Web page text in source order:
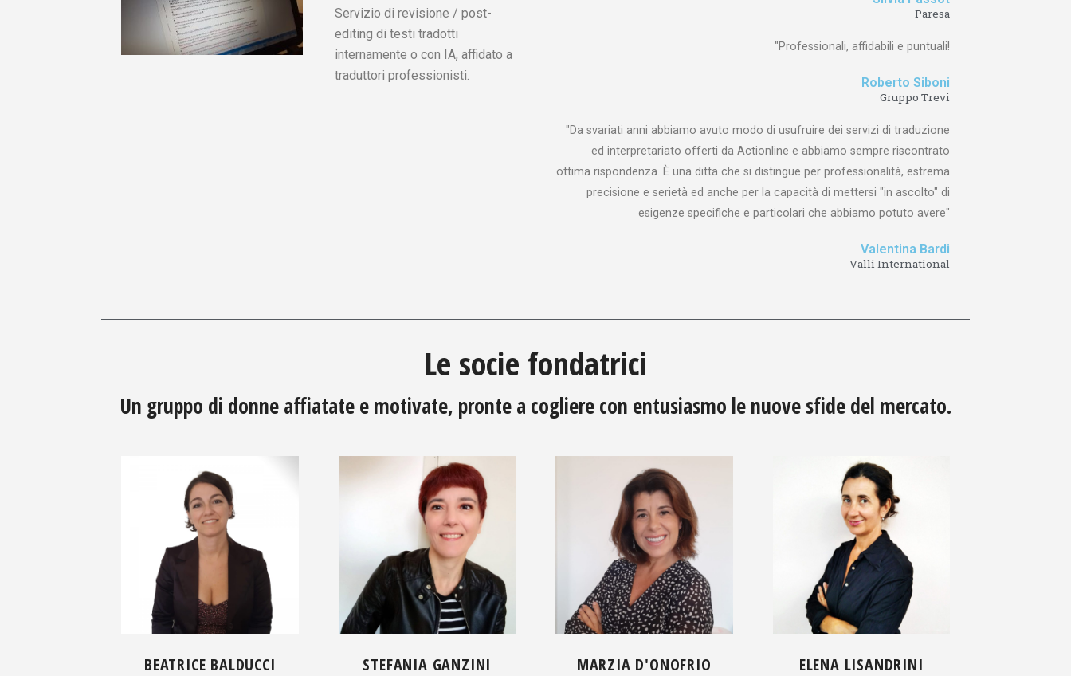
Servizio di revisione / post-
editing di testi tradotti
internamente o con IA, affidato a
traduttori professionisti.
Paresa
"Professionali, affidabili e puntuali!
Roberto Siboni
Gruppo Trevi
"Da svariati anni abbiamo avuto modo di usufruire dei servizi di traduzione
ed interpretariato offerti da Actionline e abbiamo sempre riscontrato
ottima rispondenza. È una ditta che si distingue per professionalità, estrema
precisione e serietà ed anche per la capacità di mettersi "in ascolto" di
esigenze specifiche e particolari che abbiamo potuto avere"
Valentina Bardi
Valli International
Le socie fondatrici
Un gruppo di donne affiatate e motivate, pronte a cogliere con entusiasmo le nuove sfide del mercato.
BEATRICE BALDUCCI STEFANIA GANZINI MARZIA D'ONOFRIO ELENA LISANDRINI